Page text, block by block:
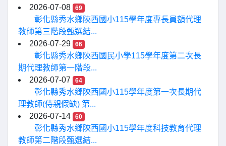
2026-07-08
69
彰化縣秀水鄉陝西國小115學年度專長員額代理
教師第三階段甄選結...
2026-07-29
66
彰化縣秀水鄉陝西國民小學115學年度第二次長
期代理教師第一階段...
2026-07-07
64
彰化縣秀水鄉陝西國小115學年度第一次長期代
理教師(侍親假缺) 第...
2026-07-14
60
彰化縣秀水鄉陝西國小115學年度科技教育代理
教師第二階段甄選結...